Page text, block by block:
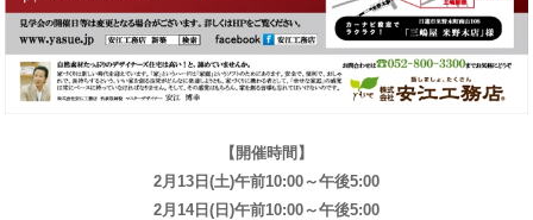
【開催時間】
2月13日(土)午前10:00～午後5:00
2月14日(日)午前10:00～午後5:00